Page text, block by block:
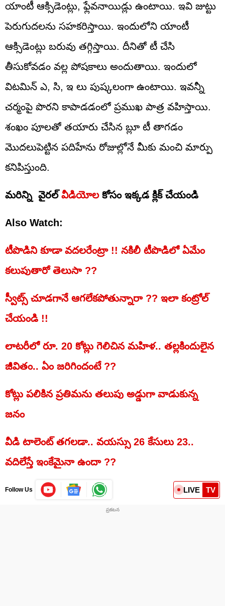
యాంటీ ఆక్సిడెంట్లు, ఫ్లేవనాయిడ్లు ఉంటాయి. ఇవి జుట్టు
పెరుగుదలను సహకరిస్తాయి. ఇందులోని యాంటీ
ఆక్సిడెంట్లు బరువు తగ్గిస్తాయి. దీనితో టీ చేసి
తీసుకోవడం వల్ల పోషకాలు అందుతాయి. ఇందులో
విటమిన్ ఎ, సి, ఇ లు పుష్కలంగా ఉంటాయి. ఇవన్నీ
చర్మంపై పొరని కాపాడడంలో ప్రముఖ పాత్ర వహిస్తాయి.
శంఖం పూలతో తయారు చేసిన బ్లూ టీ తాగడం
మొదలుపెట్టిన పదిహేను రోజుల్లోనే మీకు మంచి మార్పు
కనిపిస్తుంది.
మరిన్ని వైరల్ వీడియోలకోసం ఇక్కడ క్లిక్ చేయండి
Also Watch:
టీపొడిని కూడా వదలరేంట్రా !! నకిలీ టీపొడిలో ఏమేం
కలుపుతారో తెలుసా ??
స్వీట్స్ చూడగానే ఆగలేకపోతున్నారా ?? ఇలా కంట్రోల్‌
చేయండి !!
లాటరీలో రూ. 20 కోట్లు గెలిచిన మహిళ.. తల్లకిందులైన
జీవితం.. ఏం జరిగిందంటే ??
కోట్లు పలికిన ప్రతిమను తలుపు అడ్డుగా వాడుకున్న
జనం
వీడి టాలెంట్ తగలడా.. వయస్సు 26 కేసులు 23..
వదిలేస్తే ఇంకేమైనా ఉందా ??
Follow Us LIVE TV